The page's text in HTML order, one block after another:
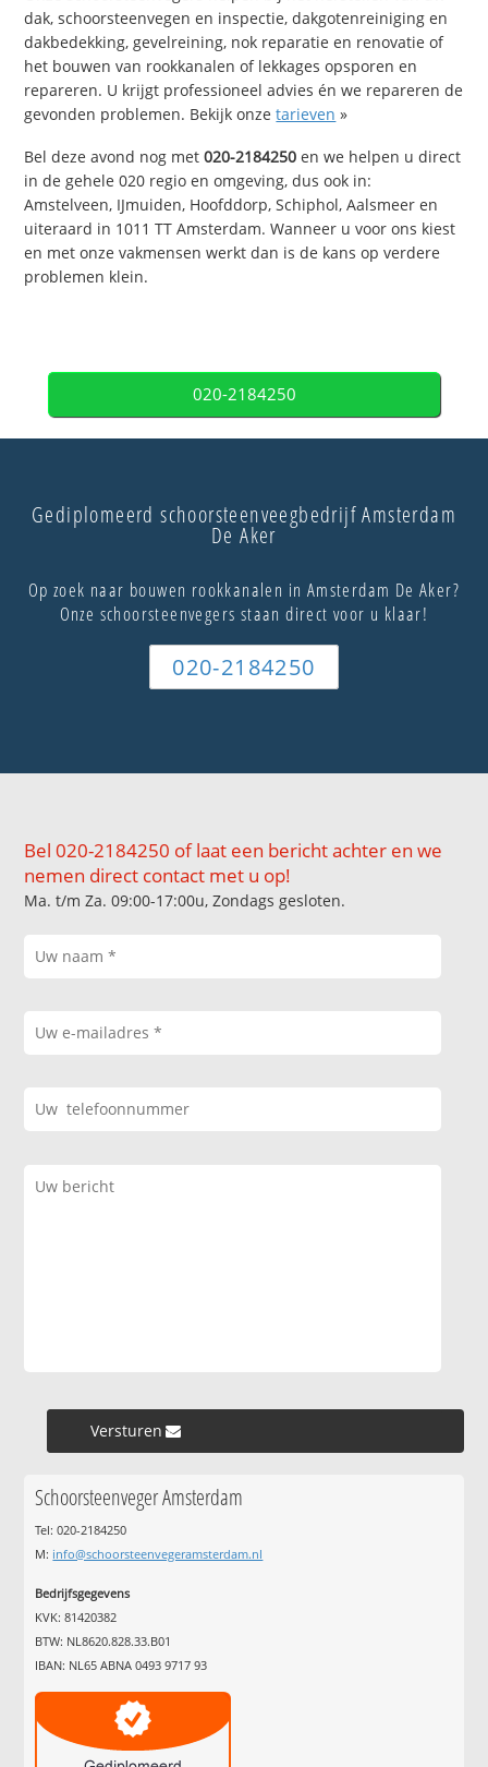
dak, schoorsteenvegen en inspectie, dakgotenreiniging en
dakbedekking, gevelreining, nok reparatie en renovatie of
het bouwen van rookkanalen of lekkages opsporen en
repareren. U krijgt professioneel advies én we repareren de
gevonden problemen. Bekijk onzetarieven »
Bel deze avond nog met020-2184250 en we helpen u direct
in de gehele 020 regio en omgeving, dus ook in:
Amstelveen, IJmuiden, Hoofddorp, Schiphol, Aalsmeer en
uiteraard in 1011 TT Amsterdam. Wanneer u voor ons kiest
en met onze vakmensen werkt dan is de kans op verdere
problemen klein.
020-2184250
Gediplomeerd schoorsteenveegbedrijf Amsterdam
De Aker
Op zoek naar bouwen rookkanalen in Amsterdam De Aker?
Onze schoorsteenvegers staan direct voor u klaar!
020-2184250
Bel 020-2184250 of laat een bericht achter en we
nemen direct contact met u op!
Ma. t/m Za. 09:00-17:00u, Zondags gesloten.
Versturen »
Schoorsteenveger Amsterdam
Tel: 020-2184250
M: info@schoorsteenvegeramsterdam.nl
Bedrijfsgegevens
KVK: 81420382
BTW: NL8620.828.33.B01
IBAN: NL65 ABNA 0493 9717 93